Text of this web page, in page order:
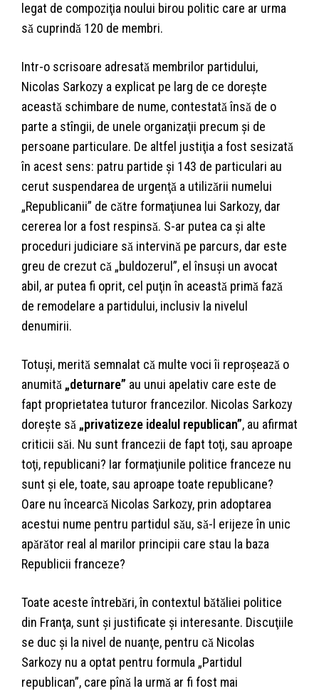
legat de compoziţia noului birou politic care ar urma
sǎ cuprindǎ 120 de membri.
Intr-o scrisoare adresatǎ membrilor partidului,
Nicolas Sarkozy a explicat pe larg de ce doreşte
aceastǎ schimbare de nume, contestatǎ însǎ de o
parte a stîngii, de unele organizaţii precum şi de
persoane particulare. De altfel justiţia a fost sesizatǎ
în acest sens: patru partide şi 143 de particulari au
cerut suspendarea de urgenţǎ a utilizǎrii numelui
„Republicanii” de cǎtre formaţiunea lui Sarkozy, dar
cererea lor a fost respinsǎ. S-ar putea ca şi alte
proceduri judiciare sǎ intervinǎ pe parcurs, dar este
greu de crezut cǎ „buldozerul”, el însuşi un avocat
abil, ar putea fi oprit, cel puţin în aceastǎ primǎ fazǎ
de remodelare a partidului, inclusiv la nivelul
denumirii.
Totuşi, meritǎ semnalat cǎ multe voci îi reproşeazǎ o
anumitǎ „deturnare” au unui apelativ care este de
fapt proprietatea tuturor francezilor. Nicolas Sarkozy
doreşte sǎ „privatizeze idealul republican”, au afirmat
criticii sǎi. Nu sunt francezii de fapt toţi, sau aproape
toţi, republicani? Iar formaţiunile politice franceze nu
sunt şi ele, toate, sau aproape toate republicane?
Oare nu încearcǎ Nicolas Sarkozy, prin adoptarea
acestui nume pentru partidul sǎu, sǎ-l erijeze în unic
apǎrǎtor real al marilor principii care stau la baza
Republicii franceze?
Toate aceste întrebǎri, în contextul bǎtǎliei politice
din Franţa, sunt şi justificate şi interesante. Discuţiile
se duc şi la nivel de nuanţe, pentru cǎ Nicolas
Sarkozy nu a optat pentru formula „Partidul
republican”, care pînǎ la urmǎ ar fi fost mai